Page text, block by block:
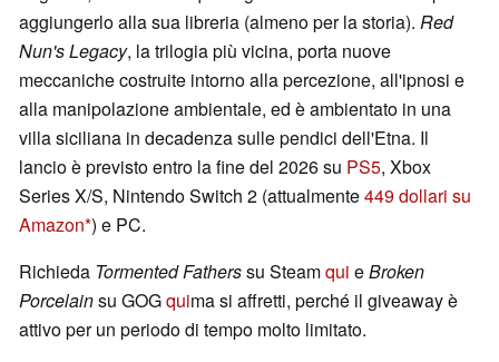
aggiungerlo alla sua libreria (almeno per la storia). Red
Nun's Legacy, la trilogia più vicina, porta nuove
meccaniche costruite intorno alla percezione, all'ipnosi e
alla manipolazione ambientale, ed è ambientato in una
villa siciliana in decadenza sulle pendici dell'Etna. Il
lancio è previsto entro la fine del 2026 su PS5, Xbox
Series X/S, Nintendo Switch 2 (attualmente449 dollari su
Amazon ) e PC.
Richieda Tormented Fatherssu Steamqui eBroken
Porcelainsu GOGquima si affretti, perché il giveaway è
attivo per un periodo di tempo molto limitato.